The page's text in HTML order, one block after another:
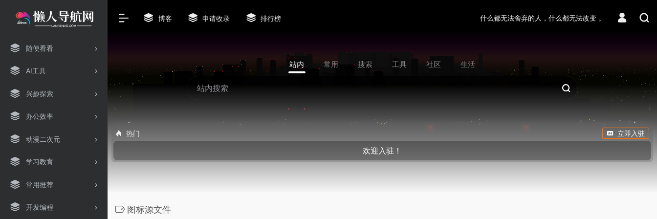
随便看看
AI工具
兴趣探索
办公效率
动漫二次元
学习教育
常用推荐
开发编程
博客 申请收录 排行榜 什么都无法舍弃的人，什么都无法改变 。
站内 常用 搜索 工具 社区 生活
热门 立即入驻
欢迎入驻！
图标源文件